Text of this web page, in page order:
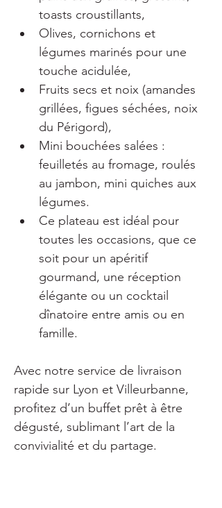
toasts croustillants,
Olives, cornichons et
légumes marinés pour une
touche acidulée,
Fruits secs et noix (amandes
grillées, figues séchées, noix
du Périgord),
Mini bouchées salées :
feuilletés au fromage, roulés
au jambon, mini quiches aux
légumes.
Ce plateau est idéal pour
toutes les occasions, que ce
soit pour un apéritif
gourmand, une réception
élégante ou un cocktail
dînatoire entre amis ou en
famille.
Avec notre service de livraison
rapide sur Lyon et Villeurbanne,
profitez d’un buffet prêt à être
dégusté, sublimant l’art de la
convivialité et du partage.